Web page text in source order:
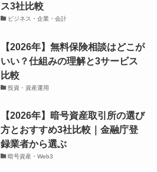
ス3社比較
ビジネス・企業・会計
【2026年】無料保険相談はどこが
いい？仕組みの理解と3サービス
比較
投資・資産運用
【2026年】暗号資産取引所の選び
方とおすすめ3社比較｜金融庁登
録業者から選ぶ
暗号資産・Web3